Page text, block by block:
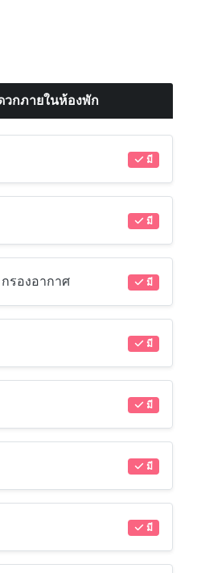
วกภายในห้องพัก
มี
มี
รองอากาศ มี
มี
มี
มี
มี